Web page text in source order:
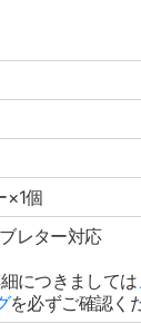
×1個
レター対応
につきましては
を必ずご確認く